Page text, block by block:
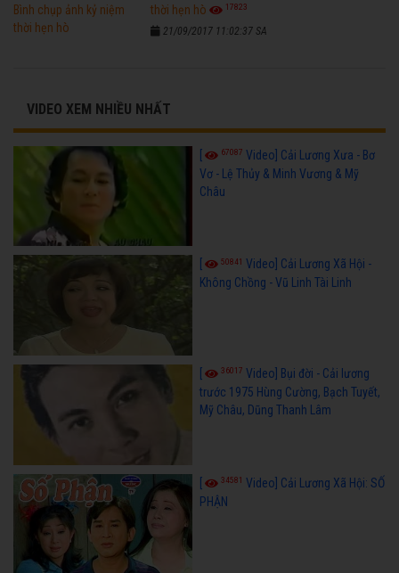
thời hẹn hò
17823
21/09/2017 11:02:37 SA
VIDEO XEM NHIỀU NHẤT
[ 67087 Video] Cải Lương Xưa - Bơ
Vơ - Lệ Thủy & Minh Vương & Mỹ
Châu
50841 Video] Cải Lương Xã Hội -
Không Chồng - Vũ Linh Tài Linh
36017 Video] Bụi đời - Cải lương
trước 1975 Hùng Cường, Bạch Tuyết,
Mỹ Châu, Dũng Thanh Lâm
34581 Video] Cải Lương Xã Hội: SỐ
PHẬN